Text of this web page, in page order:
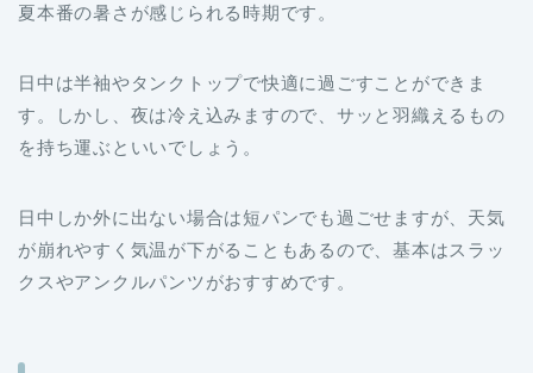
夏本番の暑さが感じられる時期です。
日中は半袖やタンクトップで快適に過ごすことができま
す。しかし、夜は冷え込みますので、サッと羽織えるもの
を持ち運ぶといいでしょう。
日中しか外に出ない場合は短パンでも過ごせますが、天気
が崩れやすく気温が下がることもあるので、基本はスラッ
クスやアンクルパンツがおすすめです。